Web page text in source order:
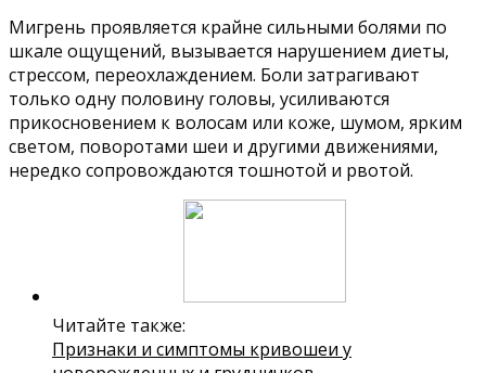
Мигрень проявляется крайне сильными болями по
шкале ощущений, вызывается нарушением диеты,
стрессом, переохлаждением. Боли затрагивают
только одну половину головы, усиливаются
прикосновением к волосам или коже, шумом, ярким
светом, поворотами шеи и другими движениями,
нередко сопровождаются тошнотой и рвотой.
Читайте также:
Признаки и симптомы кривошеи у